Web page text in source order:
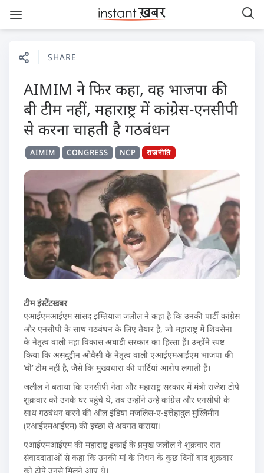
SHARE
AIMIM ने फिर कहा, वह भाजपा की
बी टीम नहीं, महाराष्ट्र में कांग्रेस-एनसीपी
से करना चाहती है गठबंधन
AIMIM CONGRESS NCP राजनीति
टीम इंस्टेंटखबर
एआईएमआईएम सांसद इम्तियाज जलील ने कहा है कि उनकी पार्टी कांग्रेस
और एनसीपी के साथ गठबंधन के लिए तैयार है, जो महाराष्ट्र में शिवसेना
के नेतृत्व वाली महा विकास अघाडी सरकार का हिस्सा हैं। उन्होंने स्पष्ट
किया कि असदुद्दीन ओवैसी के नेतृत्व वाली एआईएमआईएम भाजपा की
‘बी’ टीम नहीं है, जैसे कि मुख्यधारा की पार्टियां आरोप लगाती हैं।
जलील ने बताया कि एनसीपी नेता और महाराष्ट्र सरकार में मंत्री राजेश टोपे
शुक्रवार को उनके घर पहुंचे थे, तब उन्होंने उन्हें कांग्रेस और एनसीपी के
साथ गठबंधन करने की ऑल इंडिया मजलिस-ए-इत्तेहादुल मुस्लिमीन
(एआईएमआईएम) की इच्छा से अवगत कराया।
एआईएमआईएम की महाराष्ट्र इकाई के प्रमुख जलील ने शुक्रवार रात
संवाददाताओं से कहा कि उनकी मां के निधन के कुछ दिनों बाद शुक्रवार
को टोपे उनसे मिलने आए थे।